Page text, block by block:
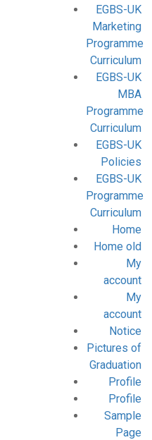
EGBS-UK
Marketing
Programme
Curriculum
EGBS-UK
MBA
Programme
Curriculum
EGBS-UK
Policies
EGBS-UK
Programme
Curriculum
Home
Home old
My
account
My
account
Notice
Pictures of
Graduation
Profile
Profile
Sample
Page